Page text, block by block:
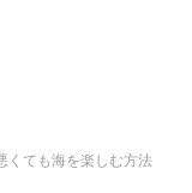
くても海を楽しむ方法